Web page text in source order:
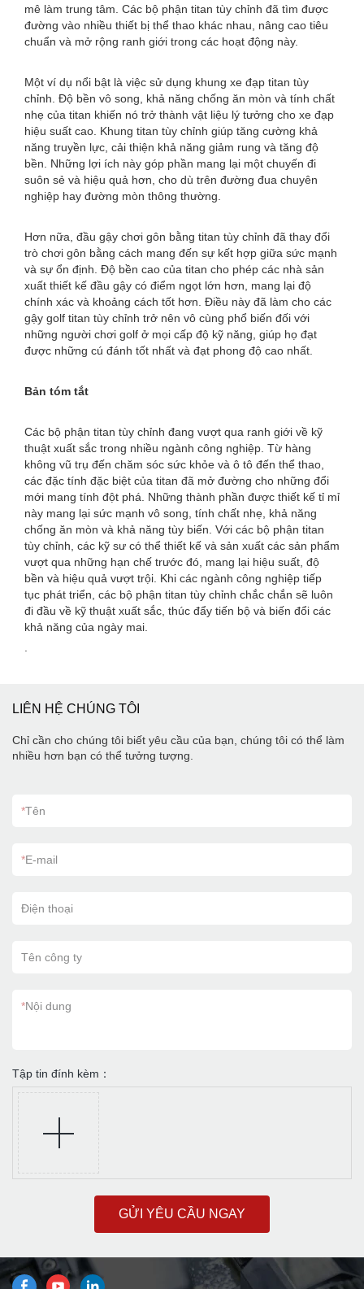
mê làm trung tâm. Các bộ phận titan tùy chỉnh đã tìm được
đường vào nhiều thiết bị thể thao khác nhau, nâng cao tiêu
chuẩn và mở rộng ranh giới trong các hoạt động này.
Một ví dụ nổi bật là việc sử dụng khung xe đạp titan tùy
chỉnh. Độ bền vô song, khả năng chống ăn mòn và tính chất
nhẹ của titan khiến nó trở thành vật liệu lý tưởng cho xe đạp
hiệu suất cao. Khung titan tùy chỉnh giúp tăng cường khả
năng truyền lực, cải thiện khả năng giảm rung và tăng độ
bền. Những lợi ích này góp phần mang lại một chuyến đi
suôn sẻ và hiệu quả hơn, cho dù trên đường đua chuyên
nghiệp hay đường mòn thông thường.
Hơn nữa, đầu gậy chơi gôn bằng titan tùy chỉnh đã thay đổi
trò chơi gôn bằng cách mang đến sự kết hợp giữa sức mạnh
và sự ổn định. Độ bền cao của titan cho phép các nhà sản
xuất thiết kế đầu gậy có điểm ngọt lớn hơn, mang lại độ
chính xác và khoảng cách tốt hơn. Điều này đã làm cho các
gậy golf titan tùy chỉnh trở nên vô cùng phổ biến đối với
những người chơi golf ở mọi cấp độ kỹ năng, giúp họ đạt
được những cú đánh tốt nhất và đạt phong độ cao nhất.
Bản tóm tắt
Các bộ phận titan tùy chỉnh đang vượt qua ranh giới về kỹ
thuật xuất sắc trong nhiều ngành công nghiệp. Từ hàng
không vũ trụ đến chăm sóc sức khỏe và ô tô đến thể thao,
các đặc tính đặc biệt của titan đã mở đường cho những đổi
mới mang tính đột phá. Những thành phần được thiết kế tỉ mỉ
này mang lại sức mạnh vô song, tính chất nhẹ, khả năng
chống ăn mòn và khả năng tùy biến. Với các bộ phận titan
tùy chỉnh, các kỹ sư có thể thiết kế và sản xuất các sản phẩm
vượt qua những hạn chế trước đó, mang lại hiệu suất, độ
bền và hiệu quả vượt trội. Khi các ngành công nghiệp tiếp
tục phát triển, các bộ phận titan tùy chỉnh chắc chắn sẽ luôn
đi đầu về kỹ thuật xuất sắc, thúc đẩy tiến bộ và biến đổi các
khả năng của ngày mai.
LIÊN HỆ CHÚNG TÔI
Chỉ cần cho chúng tôi biết yêu cầu của bạn, chúng tôi có thể làm
nhiều hơn bạn có thể tưởng tượng.
*Tên
*E-mail
Điện thoại
Tên công ty
*Nội dung
Tập tin đính kèm：
GỬI YÊU CẦU NGAY